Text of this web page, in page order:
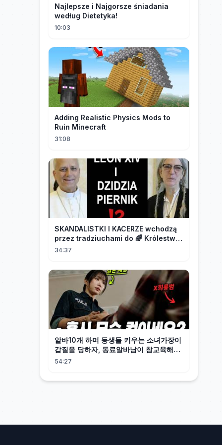
Najlepsze i Najgorsze śniadania
według Dietetyka!
10:03
Adding Realistic Physics Mods to
Ruin Minecraft
31:08
SKANDALISTKI I KACERZE wchodzą
przez tradziuchami do 🌈 Królestwa
Synodalnego❗❗❗
34:37
알바10개 하며 동생들 키우는 소녀가장이
갑질을 당하자, 동료알바남이 참교육해줬
다 그런데, 깽값 무한 제공 초재벌의 아들
54:27